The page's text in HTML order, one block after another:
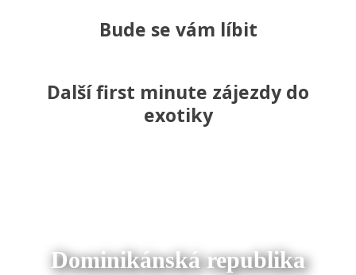
Bude se vám líbit
Další first minute zájezdy do
exotiky
Dominikánská republika